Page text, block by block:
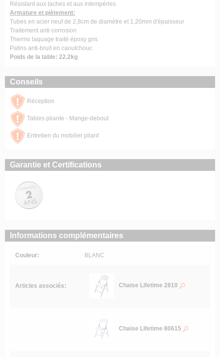
Résistant aux taches et aux intempéries
Armature et piètement:
Tubes en acier neuf de 2,8cm de diamètre et 1,20mm d'épaisseur
Traitement anti-corrosion
Thermo laquage traité époxy gris
Patins anti-bruit en caoutchouc
Poids de la table: 22.2kg
Conseils
Réception
Tables pliante - Mange-debout
Entretien du mobilier pliant
Garantie et Certifications
Informations complémentaires
Couleur: BLANC
Articles associés: Chaise Lifetime 2810
Chaise Lifetime 80615